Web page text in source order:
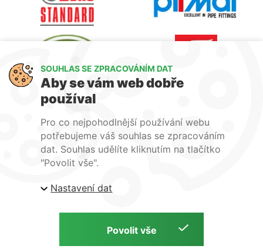
SOUHLAS SE ZPRACOVÁNÍM DAT
Aby se vám web dobře
používal
Pro co nejpohodlnější používání webu
potřebujeme váš souhlas se zpracováním
dat. Souhlas udělíte kliknutím na tlačítko
"Povolit vše".
Nastavení dat